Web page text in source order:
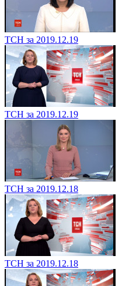
ТСН за 2019.12.19
ТСН за 2019.12.19
ТСН за 2019.12.18
ТСН за 2019.12.18